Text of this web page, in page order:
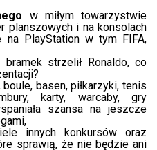
w miłym towarzystwie
planszowych i na konsolach
na PlayStation w tym FIFA,
strzelił Ronaldo, co
basen, piłkarzyki, tenis
karty, warcaby, gry
szansa na jeszcze
innych konkursów oraz
sprawią, że nie będzie ani